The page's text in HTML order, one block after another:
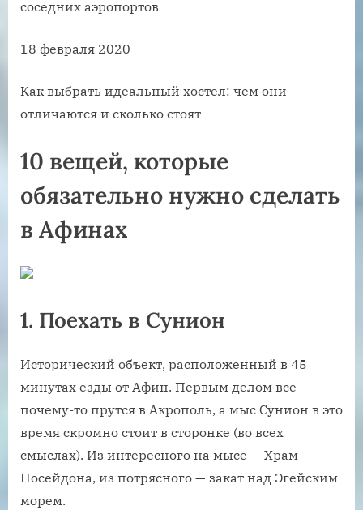
соседних аэропортов
18 февраля 2020
Как выбрать идеальный хостел: чем они
отличаются и сколько стоят
10 вещей, которые
обязательно нужно сделать
в Афинах
1. Поехать в Сунион
Исторический объект, расположенный в 45
минутах езды от Афин. Первым делом все
почему-то прутся в Акрополь, а мыс Сунион в это
время скромно стоит в сторонке (во всех
смыслах). Из интересного на мысе — Храм
Посейдона, из потрясного — закат над Эгейским
морем.